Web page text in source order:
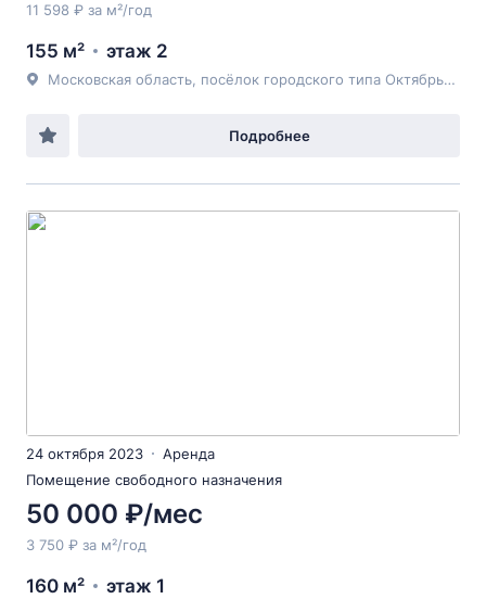
11 598 ₽ за м²/год
155 м² этаж 2
Московская область, посёлок городского типа Октябрьский, Россия, Московская область, городской округ Люберцы, посёлок городского типа Октябрьский, улица Текстильщиков, 4Б
Подробнее
24 октября 2023
Аренда
Помещение свободного назначения
50 000 ₽/мес
3 750 ₽ за м²/год
160 м² этаж 1